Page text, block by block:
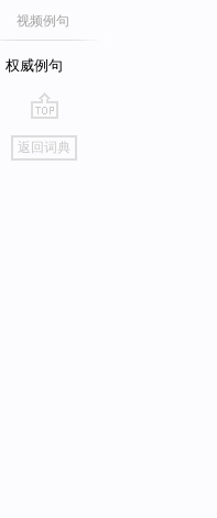
视频例句
权威例句
go
top
返回词典